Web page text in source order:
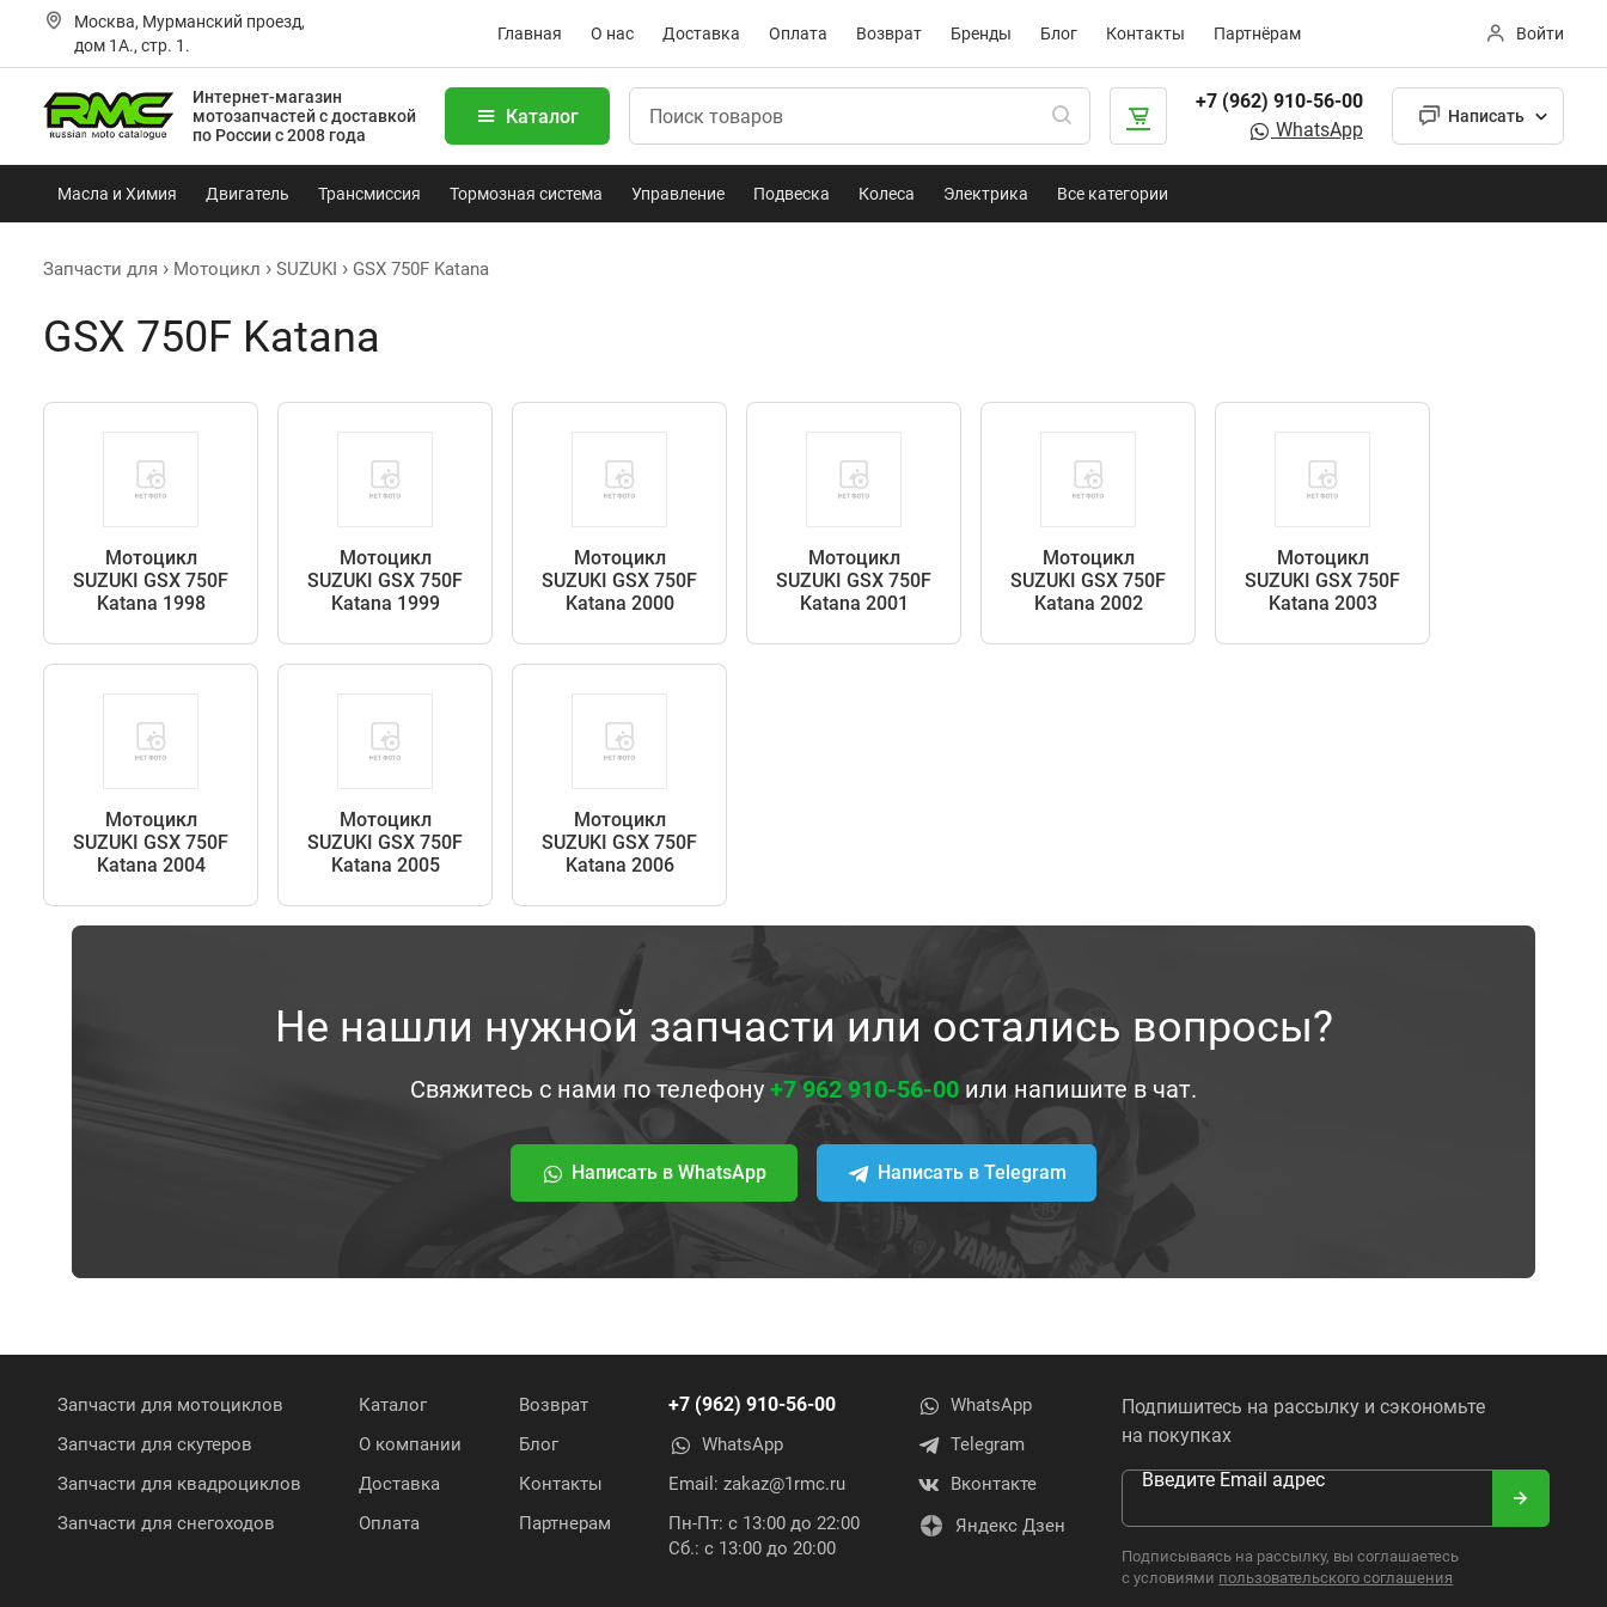
Москва, Мурманский проезд,
дом 1А., стр. 1.
Главная О нас Доставка Оплата Возврат Бренды Блог Контакты Партнёрам Войти
Интернет-магазин
мотозапчастейс доставкой
по России с 2008 года
Каталог
+7 (962) 910-56-00
WhatsApp
Написать
Масла и Химия Двигатель Трансмиссия Тормозная система Управление Подвеска Колеса Электрика Все категории
Запчасти для Мотоцикл SUZUKI GSX 750F Katana
GSX 750F Katana
Мотоцикл
SUZUKI GSX 750F
Katana 1998
Мотоцикл
SUZUKI GSX 750F
Katana 1999
Мотоцикл
SUZUKI GSX 750F
Katana 2000
Мотоцикл
SUZUKI GSX 750F
Katana 2001
Мотоцикл
SUZUKI GSX 750F
Katana 2002
Мотоцикл
SUZUKI GSX 750F
Katana 2003
Мотоцикл
SUZUKI GSX 750F
Katana 2004
Мотоцикл
SUZUKI GSX 750F
Katana 2005
Мотоцикл
SUZUKI GSX 750F
Katana 2006
Не нашли нужной запчасти или остались вопросы?
Свяжитесь с нами по телефону +7 962 910-56-00 или напишите в чат.
Написать в WhatsApp Написать в Telegram
Запчасти для мотоциклов
Запчасти для скутеров
Запчасти для квадроциклов
Запчасти для снегоходов
Каталог
О компании
Доставка
Оплата
Возврат
Блог
Контакты
Партнерам
+7 (962) 910-56-00
WhatsApp
Email: zakaz@1rmc.ru
Пн-Пт: с 13:00 до 22:00
Сб.: с 13:00 до 20:00
WhatsApp
Telegram
Вконтакте
Яндекс Дзен
Подпишитесь на рассылку и сэкономьте
на покупках
Введите Email адрес
Подписываясь на рассылку, вы соглашаетесь
с условиями пользовательского соглашения